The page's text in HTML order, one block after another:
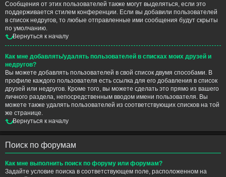
Сообщения от этих пользователей также могут выделяться, если это
поддерживается стилем конференции. Если вы добавили пользователей
в список недругов, то любые отправленные ими сообщения будут скрыты
по умолчанию.
Вернуться к началу
Как мне добавлять/удалять пользователей в списках моих друзей и
недругов?
Вы можете добавлять пользователей в свой список двумя способами. В
профиле каждого пользователя есть ссылка для его добавления в список
друзей или недругов. Кроме того, вы можете сделать это прямо из вашего
личного раздела, непосредственным вводом имени пользователя. Вы
можете также удалять пользователей из соответствующих списков на той
же странице.
Вернуться к началу
Поиск по форумам
Как мне выполнить поиск по форуму или форумам?
Задайте условие поиска в соответствующем поле, расположенном на